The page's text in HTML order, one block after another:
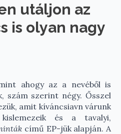
utáljon az
is olyan nagy
ahogy az a nevéből is
szám szerint négy. Ősszel
amit kíváncsiavn várunk
és a tavalyi,
című EP-jük alapján. A